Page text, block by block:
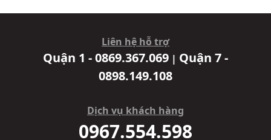
Liên hệ hỗ trợ
Quận 1 - 0869.367.069 | Quận 7 -
0898.149.108
Dịch vụ khách hàng
0967.554.598